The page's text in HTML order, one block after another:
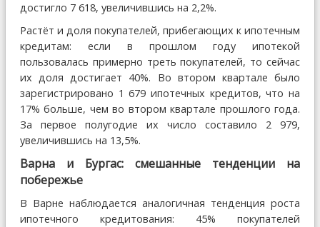
достигло 7 618, увеличившись на 2,2%.
Растёт и доля покупателей, прибегающих к ипотечным
кредитам: если в прошлом году ипотекой
пользовалась примерно треть покупателей, то сейчас
их доля достигает 40%. Во втором квартале было
зарегистрировано 1 679 ипотечных кредитов, что на
17% больше, чем во втором квартале прошлого года.
За первое полугодие их число составило 2 979,
увеличившись на 13,5%.
Варна и Бургас: смешанные тенденции на
побережье
В Варне наблюдается аналогичная тенденция роста
ипотечного кредитования: 45% покупателей